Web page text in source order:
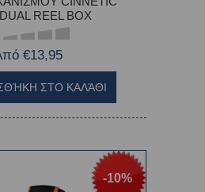
REEL BOX
€13,95
-10%